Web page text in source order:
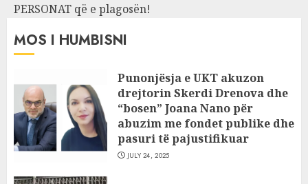
PERSONAT që e plagosën!
MOS I HUMBISNI
Punonjësja e UKT akuzon
drejtorin Skerdi Drenova dhe
“bosen” Joana Nano për
abuzim me fondet publike dhe
pasuri të pajustifikuar
JULY 24, 2025